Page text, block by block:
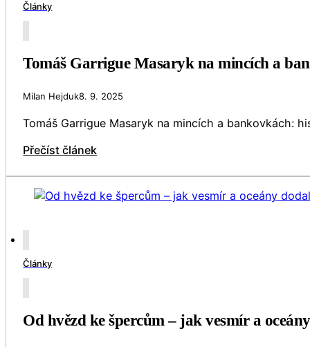
Články
Tomáš Garrigue Masaryk na mincích a
Milan Hejduk8. 9. 2025
Tomáš Garrigue Masaryk na mincích a bankovkách:
Přečíst článek
Články
Od hvězd ke špercům – jak vesmír a